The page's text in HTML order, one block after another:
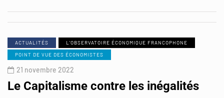
ACTUALITÉS
L'OBSERVATOIRE ÉCONOMIQUE FRANCOPHONE
POINT DE VUE DES ÉCONOMISTES
21 novembre 2022
Le Capitalisme contre les inégalités